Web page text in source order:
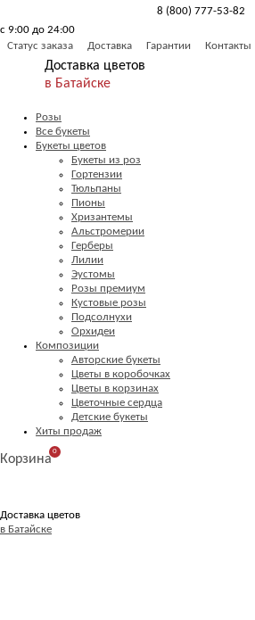
8 (800) 777-53-82
с 9:00 до 24:00
Статус заказа
Доставка Гарантии Контакты
Доставка цветов
в Батайске
Розы
Все букеты
Букеты цветов
Букеты из роз
Гортензии
Тюльпаны
Пионы
Хризантемы
Альстромерии
Герберы
Лилии
Эустомы
Розы премиум
Кустовые розы
Подсолнухи
Орхидеи
Композиции
Авторские букеты
Цветы в коробочках
Цветы в корзинах
Цветочные сердца
Детские букеты
Хиты продаж
Корзина
0
Доставка цветов
в Батайске